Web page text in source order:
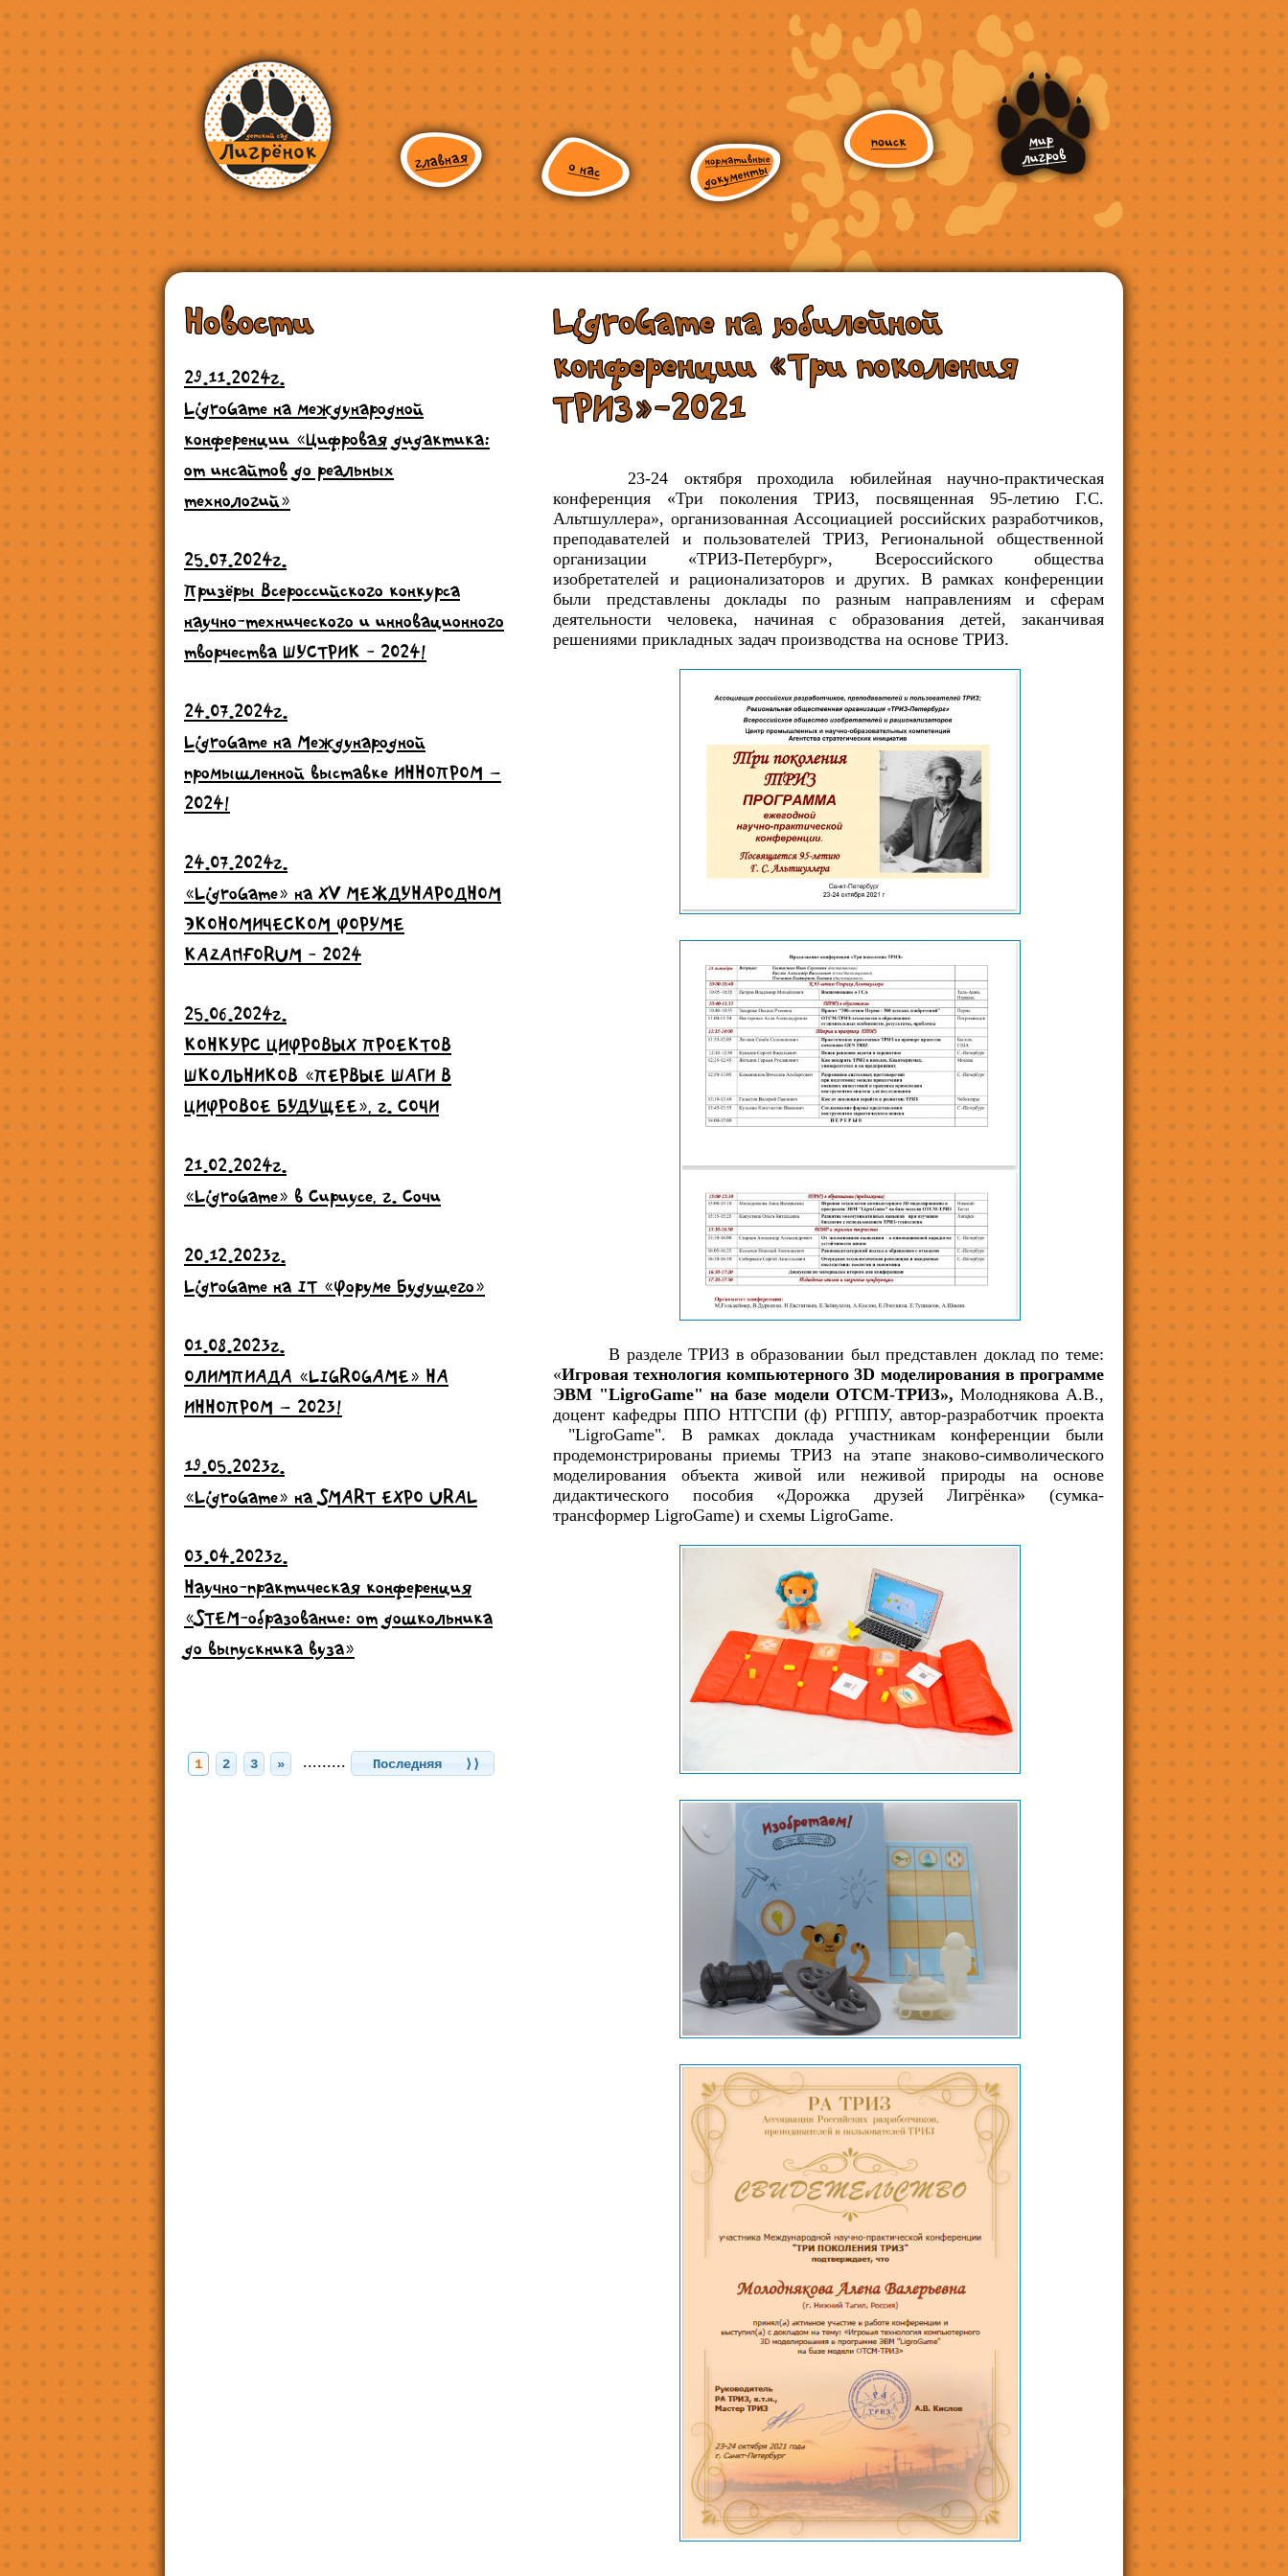
Новости
29.11.2024г.
LigroGame на международной
конференции «Цифровая дидактика:
от инсайтов до реальных
технологий»
25.07.2024г.
Призёры Всероссийского конкурса
научно-технического и инновационного
творчества ШУСТРИК - 2024!
24.07.2024г.
LigroGame на Международной
промышленной выставке ИННОПРОМ –
2024!
24.07.2024г.
«LigroGame» на ХV МЕЖДУНАРОДНОМ
ЭКОНОМИЧЕСКОМ ФОРУМЕ
KAZANFORUM - 2024
25.06.2024г.
КОНКУРС ЦИФРОВЫХ ПРОЕКТОВ
ШКОЛЬНИКОВ «ПЕРВЫЕ ШАГИ В
ЦИФРОВОЕ БУДУЩЕЕ», г. СОЧИ
21.02.2024г.
«LigroGame» в Сириусе, г. Сочи
20.12.2023г.
LigroGame на IT «Форуме Будущего»
01.08.2023г.
ОЛИМПИАДА «LIGROGAME» НА
ИННОПРОМ – 2023!
19.05.2023г.
«LigroGame» на SMART EXPO URAL
03.04.2023г.
Научно-практическая конференция
«STEM-образование: от дошкольника
до выпускника вуза»
1 2 3 » ......... Последняя ⟩⟩
LigroGame на юбилейной
конференции «Три поколения
ТРИЗ»-2021
23-24 октября проходила юбилейная научно-практическая
конференция «Три поколения ТРИЗ, посвященная 95-летию Г.С.
Альтшуллера», организованная Ассоциацией российских разработчиков,
преподавателей и пользователей ТРИЗ, Региональной общественной
организации «ТРИЗ-Петербург», Всероссийского общества
изобретателей и рационализаторов и других. В рамках конференции
были представлены доклады по разным направлениям и сферам
деятельности человека, начиная с образования детей, заканчивая
решениями прикладных задач производства на основе ТРИЗ.
В разделе ТРИЗ в образовании был представлен доклад по теме:
«Игровая технология компьютерного 3D моделирования в программе
ЭВМ "LigroGame" на базе модели ОТСМ-ТРИЗ», Молоднякова А.В.,
доцент кафедры ППО НТГСПИ (ф) РГППУ, автор-разработчик проекта
"LigroGame". В рамках доклада участникам конференции были
продемонстрированы приемы ТРИЗ на этапе знаково-символического
моделирования объекта живой или неживой природы на основе
дидактического пособия «Дорожка друзей Лигрёнка» (сумка-
трансформер LigroGame) и схемы LigroGame.